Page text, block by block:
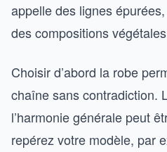
appelle des lignes
des compositions
Choisir d’abord la robe
chaîne sans contradiction.
l’harmonie générale peut
repérez votre modèle, par